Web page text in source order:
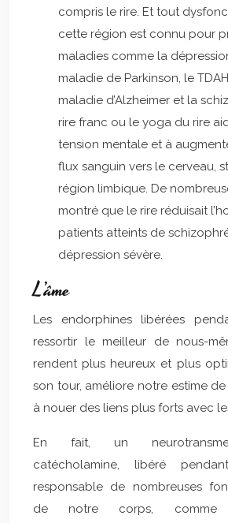
compris le rire. Et tout
cette région est connu pour
maladies comme la
maladie de Parkinson, le
maladie d’Alzheimer et la
rire franc ou le yoga du rire
tension mentale et à
flux sanguin vers le cerveau,
région limbique. De
montré que le rire réduisait
patients atteints de
dépression sévère.
L’âme
Les endorphines libérées
ressortir le meilleur de nous-
rendent plus heureux et plus
son tour, améliore notre estime
à nouer des liens plus forts avec
En fait, un
catécholamine, libéré
responsable de nombreuses
de notre corps, comme